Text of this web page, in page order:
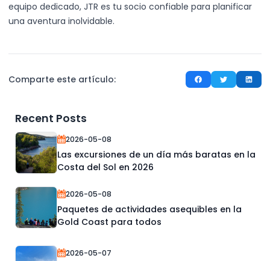
equipo dedicado, JTR es tu socio confiable para planificar
una aventura inolvidable.
Comparte este artículo:
Recent Posts
2026-05-08
Las excursiones de un día más baratas en la
Costa del Sol en 2026
2026-05-08
Paquetes de actividades asequibles en la
Gold Coast para todos
2026-05-07